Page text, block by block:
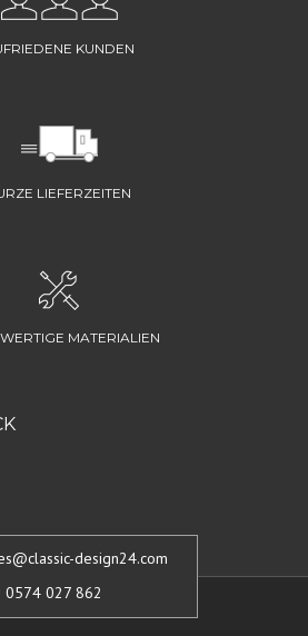
KUNDEN
LIEFERZEITEN
MATERIALIEN
design24.com
0574 027 862